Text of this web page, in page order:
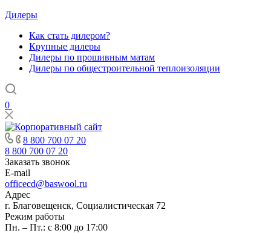
Дилеры
Как стать дилером?
Крупные дилеры
Дилеры по прошивным матам
Дилеры по общестроительной теплоизоляции
0
8 800 700 07 20
8 800 700 07 20
Заказать звонок
E-mail
officecd@baswool.ru
Адрес
г. Благовещенск, Социалистическая 72
Режим работы
Пн. – Пт.: с 8:00 до 17:00